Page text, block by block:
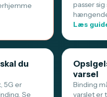
passer
hængende
Læs
du
5G er
Se
varsel
Binding
varslet er